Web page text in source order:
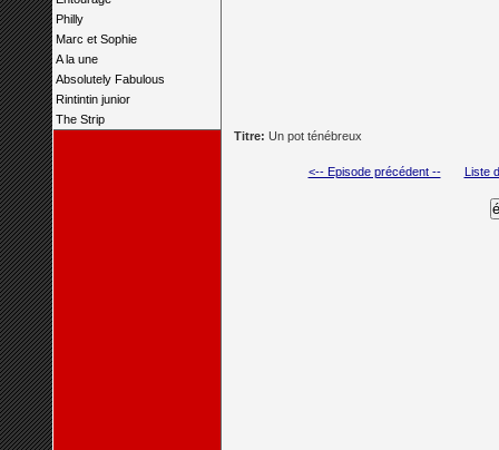
Philly
Marc et Sophie
A la une
Absolutely Fabulous
Rintintin junior
The Strip
Titre: Un pot ténébreux
<-- Episode précédent -- Liste